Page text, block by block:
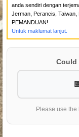
anda sendiri dengan
Jerman, Perancis, Taiwan,
PEMANDUAN!
Untuk maklumat lanjut.
Could
Please use